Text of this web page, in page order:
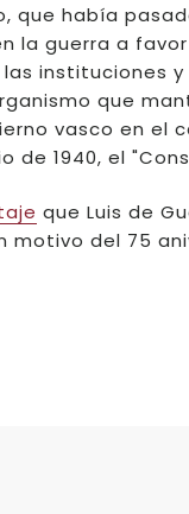
que había
la guerra a
instituciones
que
vasco en el
de 1940, el
que Luis de
motivo del 75